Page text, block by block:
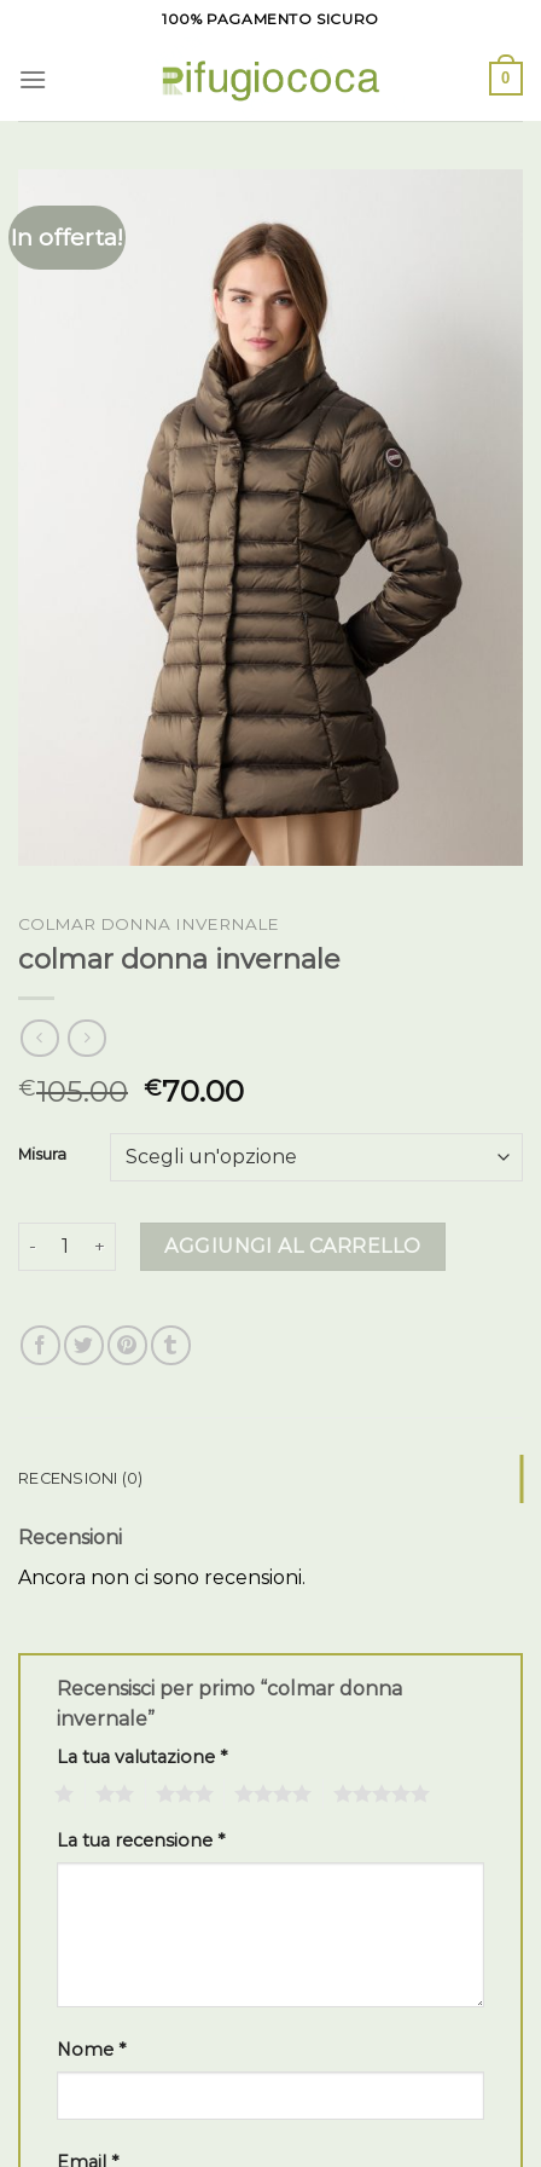
contenuti
100% PAGAMENTO SICURO
0
In offerta!
COLMAR DONNA INVERNALE
colmar donna invernale
€105.00 €70.00
Misura
colmar donna invernale quantità
AGGIUNGI AL CARRELLO
RECENSIONI (0)
Recensioni
Ancora non ci sono recensioni.
Recensisci per primo “colmar donna
invernale”
La tua valutazione *
La tua recensione *
Nome *
Email *